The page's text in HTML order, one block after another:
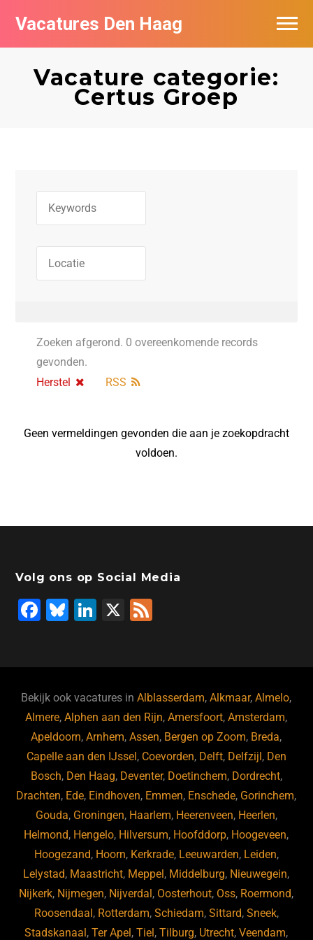
Vacatures Den Haag
Vacature categorie:
Certus Groep
Zoeken afgerond. 0 overeenkomende records
gevonden.
Herstel
RSS
Geen vermeldingen gevonden die aan je zoekopdracht
voldoen.
Volg ons op Social Media
F
b
o
o
k
Bl
ky
Li
dI
n
X
Bekijk ook vacatures inAlblasserdam,Alkmaar,Almelo,
Almere,Alphen aan den Rijn,Amersfoort,Amsterdam,
Apeldoorn,Arnhem,Assen, Bergen op Zoom, Breda,
Capelle aan den IJssel , Coevorden, Delft, Delfzijl , Den
Bosch, Den Haag, Deventer, Doetinchem, Dordrecht,
Drachten, Ede, Eindhoven, Emmen, Enschede, Gorinchem,
Gouda, Groningen, Haarlem, Heerenveen, Heerlen,
Helmond, Hengelo, Hilversum, Hoofddorp, Hoogeveen,
Hoogezand, Hoorn, Kerkrade, Leeuwarden, Leiden,
Lelystad, Maastricht, Meppel , Middelburg, Nieuwegein,
Nijkerk, Nijmegen, Nijverdal , Oosterhout, Oss, Roermond,
Roosendaal , Rotterdam, Schiedam, Sittard, Sneek,
Stadskanaal ,Ter Apel ,Tiel ,Tilburg, Utrecht,Veendam,
Vacatures per bedrijf in Den Haag
Populair